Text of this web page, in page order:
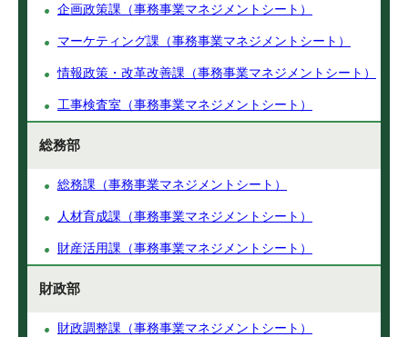
企画政策課（事務事業マネジメントシート）
マーケティング課（事務事業マネジメントシート）
情報政策・改革改善課（事務事業マネジメントシート）
工事検査室（事務事業マネジメントシート）
総務部
総務課（事務事業マネジメントシート）
人材育成課（事務事業マネジメントシート）
財産活用課（事務事業マネジメントシート）
財政部
財政調整課（事務事業マネジメントシート）